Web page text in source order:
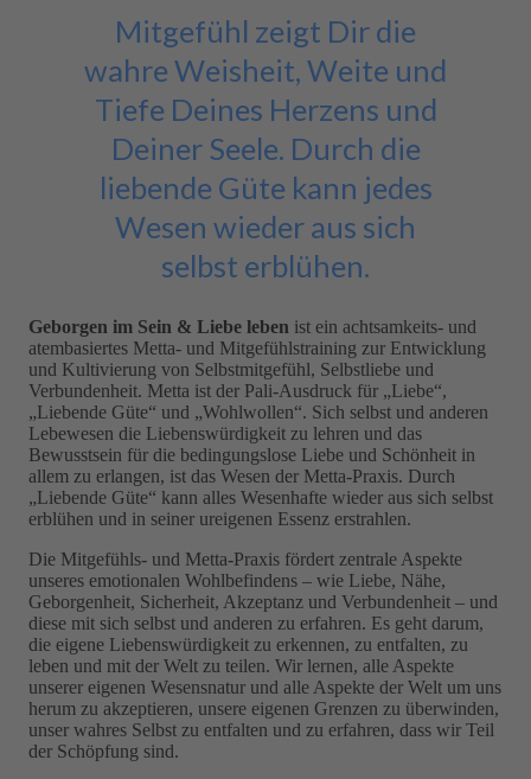
Mitgefühl zeigt Dir die
wahre Weisheit, Weite und
Tiefe Deines Herzens und
Deiner Seele. Durch die
liebende Güte kann jedes
Wesen wieder aus sich
selbst erblühen.
Geborgen im Sein & Liebe leben ist ein achtsamkeits- und
atembasiertes Metta- und Mitgefühlstraining zur Entwicklung
und Kultivierung von Selbstmitgefühl, Selbstliebe und
Verbundenheit. Metta ist der Pali-Ausdruck für „Liebe“,
„Liebende Güte“ und „Wohlwollen“. Sich selbst und anderen
Lebewesen die Liebenswürdigkeit zu lehren und das
Bewusstsein für die bedingungslose Liebe und Schönheit in
allem zu erlangen, ist das Wesen der Metta-Praxis. Durch
„Liebende Güte“ kann alles Wesenhafte wieder aus sich selbst
erblühen und in seiner ureigenen Essenz erstrahlen.
Die Mitgefühls- und Metta-Praxis fördert zentrale Aspekte
unseres emotionalen Wohlbefindens – wie Liebe, Nähe,
Geborgenheit, Sicherheit, Akzeptanz und Verbundenheit – und
diese mit sich selbst und anderen zu erfahren. Es geht darum,
die eigene Liebenswürdigkeit zu erkennen, zu entfalten, zu
leben und mit der Welt zu teilen. Wir lernen, alle Aspekte
unserer eigenen Wesensnatur und alle Aspekte der Welt um uns
herum zu akzeptieren, unsere eigenen Grenzen zu überwinden,
unser wahres Selbst zu entfalten und zu erfahren, dass wir Teil
der Schöpfung sind.